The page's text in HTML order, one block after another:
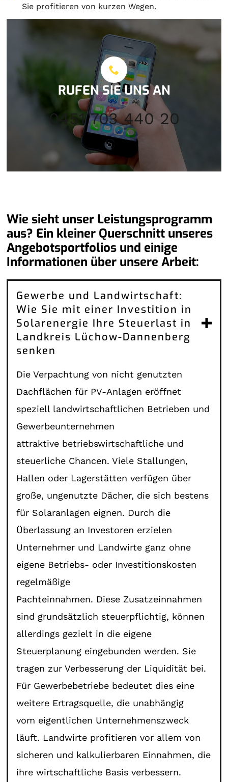
Sie profitieren von kurzen Wegen.
RUFEN SIE UNS AN
0451 703 440 20
Wie sieht unser Leistungsprogramm
aus? Ein kleiner Querschnitt unseres
Angebotsportfolios und einige
Informationen über unsere Arbeit:
Gewerbe und Landwirtschaft:
Wie Sie mit einer Investition in
Solarenergie Ihre Steuerlast in
Landkreis Lüchow-Dannenberg
senken
Die Verpachtung von nicht genutzten
Dachflächen für PV-Anlagen eröffnet
speziell landwirtschaftlichen Betrieben und
Gewerbeunternehmen
attraktive betriebswirtschaftliche und
steuerliche Chancen. Viele Stallungen,
Hallen oder Lagerstätten verfügen über
große, ungenutzte Dächer, die sich bestens
für Solaranlagen eignen. Durch die
Überlassung an Investoren erzielen
Unternehmer und Landwirte ganz ohne
eigene Betriebs- oder Investitionskosten
regelmäßige
Pachteinnahmen. Diese Zusatzeinnahmen
sind grundsätzlich steuerpflichtig, können
allerdings gezielt in die eigene
Steuerplanung eingebunden werden. Sie
tragen zur Verbesserung der Liquidität bei.
Für Gewerbebetriebe bedeutet dies eine
weitere Ertragsquelle, die unabhängig
vom eigentlichen Unternehmenszweck
läuft. Landwirte profitieren vor allem von
sicheren und kalkulierbaren Einnahmen, die
ihre wirtschaftliche Basis verbessern.